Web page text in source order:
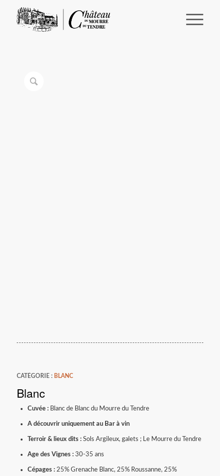
Blanc
Cuvée :Blanc de Blanc du Mourre du Tendre
A découvrir uniquement au Bar à vin
Terroir & lieux dits :Sols Argileux, galets ; Le Mourre du Tendre
Age des Vignes :30-35 ans
Cépages :25% Grenache Blanc, 25% Roussanne, 25%
CATÉGORIE : BLANC